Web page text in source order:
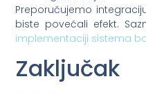
Preporučujemo
biste povećali efekt.
implementaciji sistema
Zaključak